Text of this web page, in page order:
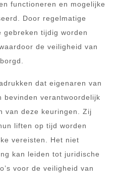
functioneren en mogelijke
Door regelmatige
gebreken tijdig worden
de veiligheid van
dat eigenaren van
bevinden verantwoordelijk
van deze keuringen. Zij
liften op tijd worden
vereisten. Het niet
kan leiden tot juridische
voor de veiligheid van